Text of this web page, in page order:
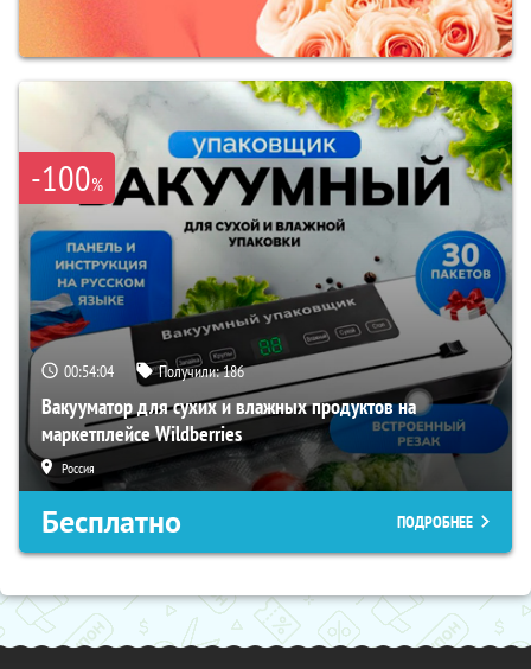
-100%
00:54:03 Получили:186
Вакууматор для сухих и влажных продуктов на
маркетплейсе Wildberries
Россия
Бесплатно ПОДРОБНЕЕ